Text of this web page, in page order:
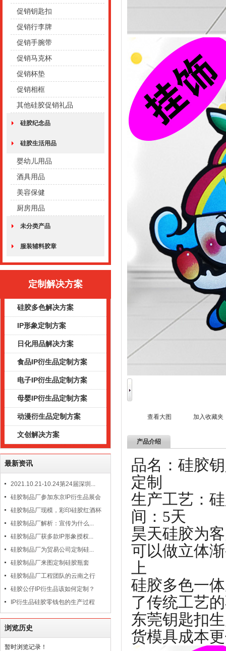
促销钥匙扣
促销行李牌
促销手腕带
促销马克杯
促销杯垫
促销相框
其他硅胶促销礼品
硅胶纪念品
硅胶生活用品
婴幼儿用品
酒具用品
美容保健
厨房用品
未分类产品
服装辅料胶章
定制解决方案
硅胶多色解决方案
IP形象定制方案
日化用品解决方案
食品IP衍生品定制方案
电子IP衍生品定制方案
母婴IP衍生品定制方案
动漫衍生品定制方案
文创解决方案
最新资讯
2021.10.21-10.24第24届深圳...
硅胶制品厂参加东京IP衍生品展会
硅胶制品厂现模，彩印硅胶红酒杯
硅胶制品厂解析：宣传为什么...
硅胶制品厂获多款IP形象授权...
硅胶制品厂为贸易公司定制硅...
硅胶制品厂来图定制硅胶瓶套
硅胶制品厂工程团队的云南之行
硅胶公仔IP衍生品该如何定制？
IP衍生品硅胶零钱包的生产过程
浏览历史
暂时浏览记录！
查看大图 加入收藏夹
产品介绍
品名：
定制
生产工艺
间：5天
昊天硅胶为
可以做立体
上
硅胶多色一
了传统工艺
东莞钥匙扣
货模具成本